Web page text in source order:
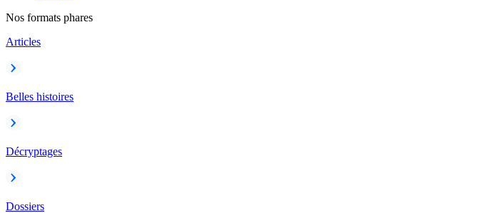
Nos formats phares
Articles
Belles histoires
Décryptages
Dossiers